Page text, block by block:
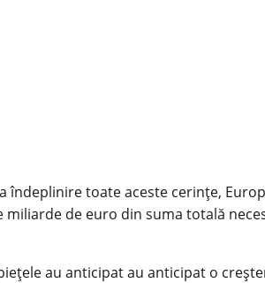
îndeplinire toate aceste cerințe,
miliarde de euro din suma totală
au anticipat au anticipat o